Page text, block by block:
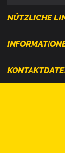
NÜTZLICHE